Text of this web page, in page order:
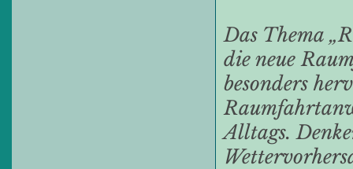
Das Thema
die neue
besonders
Alltags.